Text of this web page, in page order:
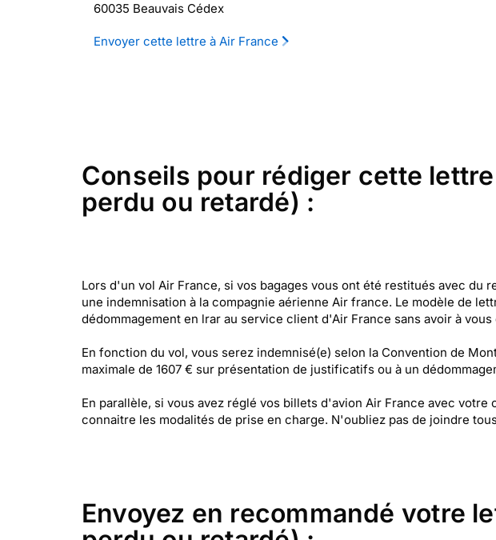
60035 Beauvais Cédex
Envoyer cette lettre à Air France
Conseils pour rédiger cette
perdu ou retardé) :
Lors d'un vol Air France, si vos bagages vous ont été restitués avec
une indemnisation à la compagnie aérienne Air france. Le modèle de
dédommagement en lrar au service client d'Air France sans avoir à vous
En fonction du vol, vous serez indemnisé(e) selon la Convention de
maximale de 1607 € sur présentation de justificatifs ou à un
En parallèle, si vous avez réglé vos billets d'avion Air France avec
connaitre les modalités de prise en charge. N'oubliez pas de joindre
Envoyez en recommandé votre